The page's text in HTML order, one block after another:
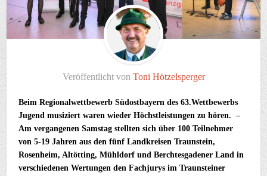
Veröffentlicht von Toni Hötzelsperger
Beim Regionalwettbewerb Südostbayern des 63.Wettbewerbs
Jugend musiziert waren wieder Höchstleistungen zu hören. –
Am vergangenen Samstag stellten sich über 100 Teilnehmer
von 5-19 Jahren aus den fünf Landkreisen Traunstein,
Rosenheim, Altötting, Mühldorf und Berchtesgadener Land in
verschiedenen Wertungen den Fachjurys im Traunsteiner